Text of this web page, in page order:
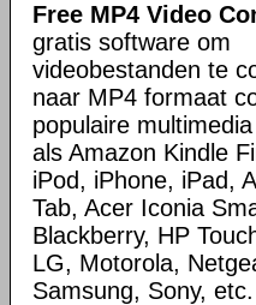
Free MP4 Video
gratis software om
videobestanden te
naar MP4 formaat
populaire
als Amazon Kindle
iPod, iPhone, iPad,
Tab, Acer Iconia
Blackberry, HP
LG, Motorola,
Samsung, Sony, etc.